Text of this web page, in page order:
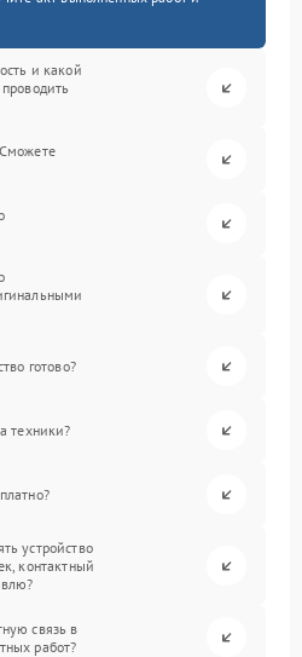
и какой
готово?
техники?
устройство
контактный
связь в
работ?